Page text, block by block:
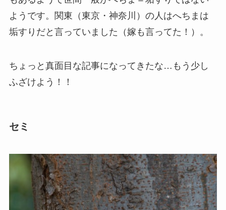
ようです。関東（東京・神奈川）の人はへちまは
垢すりだと言っていました（嫁も言ってた！）。
ちょっと真面目な記事になってきたな…もう少し
ふざけよう！！
セミ